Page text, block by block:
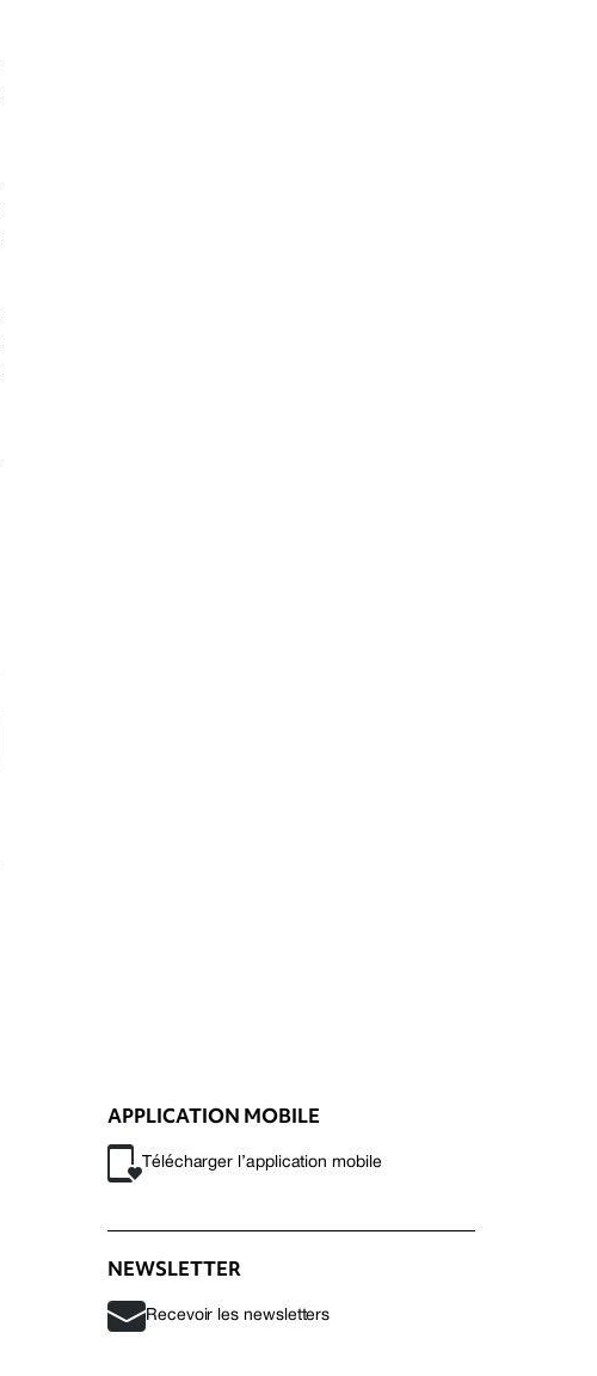
APPLICATION MOBILE
Télécharger l’application mobile
NEWSLETTER
Recevoir les newsletters